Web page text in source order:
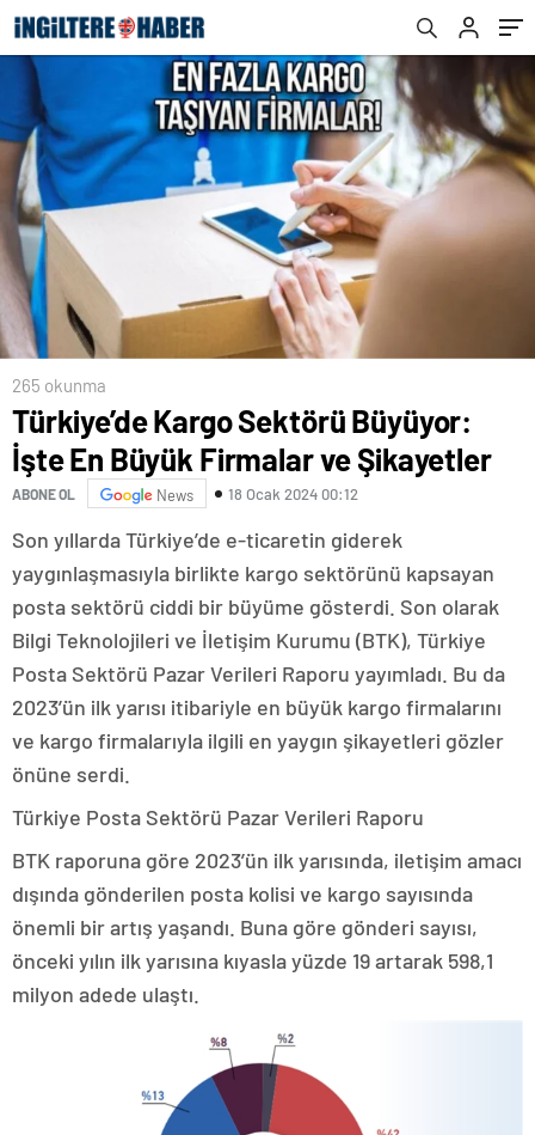
265 okunma
Türkiye’de Kargo Sektörü Büyüyor:
İşte En Büyük Firmalar ve Şikayetler
ABONE OL News 18 Ocak 2024 00:12
Son yıllarda Türkiye’de e-ticaretin giderek
yaygınlaşmasıyla birlikte kargo sektörünü kapsayan
posta sektörü ciddi bir büyüme gösterdi. Son olarak
Bilgi Teknolojileri ve İletişim Kurumu (BTK), Türkiye
Posta Sektörü Pazar Verileri Raporu yayımladı. Bu da
2023’ün ilk yarısı itibariyle en büyük kargo firmalarını
ve kargo firmalarıyla ilgili en yaygın şikayetleri gözler
önüne serdi.
Türkiye Posta Sektörü Pazar Verileri Raporu
BTK raporuna göre 2023’ün ilk yarısında, iletişim amacı
dışında gönderilen posta kolisi ve kargo sayısında
önemli bir artış yaşandı. Buna göre gönderi sayısı,
önceki yılın ilk yarısına kıyasla yüzde 19 artarak 598,1
milyon adede ulaştı.